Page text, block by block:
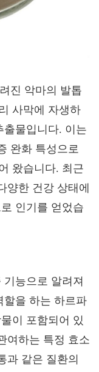
진 악마의 발톱
사막에 자생하
출물입니다. 이는
완화 특성으로
왔습니다. 최근
양한 건강 상태에
인기를 얻었습
능으로 알려져
할을 하는 하르파
이 포함되어 있
여하는 특정 효소
과 같은 질환의